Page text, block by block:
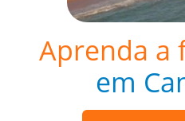
Aprenda a
em